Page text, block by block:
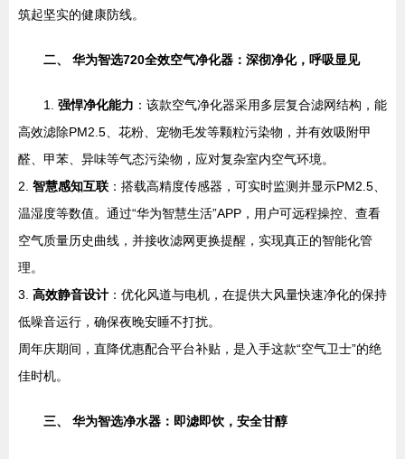
筑起坚实的健康防线。
二、 华为智选720全效空气净化器：深彻净化，呼吸显见
1. 强悍净化能力 ：该款空气净化器采用多层复合滤网结构，能
高效滤除PM2.5、花粉、宠物毛发等颗粒污染物，并有效吸附甲
醛、甲苯、异味等气态污染物，应对复杂室内空气环境。
2. 智慧感知互联 ：搭载高精度传感器，可实时监测并显示PM2.5、
温湿度等数值。通过“华为智慧生活”APP，用户可远程操控、查看
空气质量历史曲线，并接收滤网更换提醒，实现真正的智能化管
理。
3. 高效静音设计 ：优化风道与电机，在提供大风量快速净化的保持
低噪音运行，确保夜晚安睡不打扰。
周年庆期间，直降优惠配合平台补贴，是入手这款“空气卫士”的绝
佳时机。
三、 华为智选净水器：即滤即饮，安全甘醇